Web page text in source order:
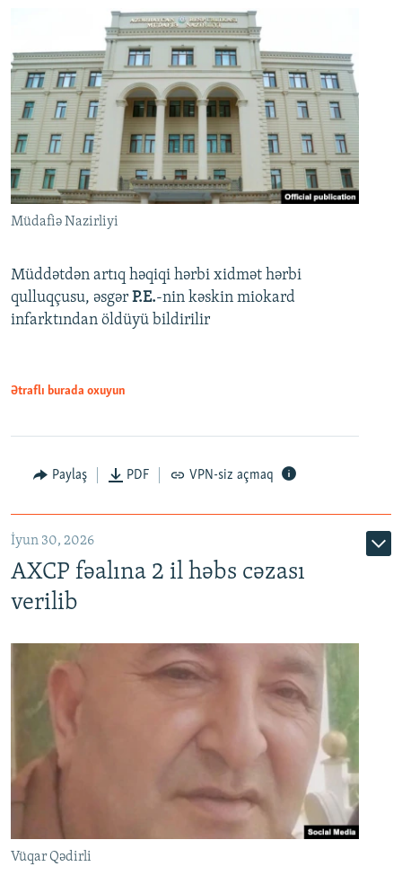
Müdafiə Nazirliyi
Müddətdən artıq həqiqi hərbi xidmət hərbi
qulluqçusu, əsgər P.E.-nin kəskin miokard
infarktından öldüyü bildirilir
Ətraflı burada oxuyun
Paylaş PDF VPN-siz açmaq
İyun 30, 2026
AXCP fəalına 2 il həbs cəzası
verilib
Vüqar Qədirli